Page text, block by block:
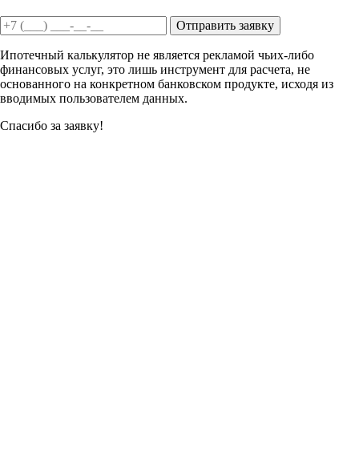
Отправить заявку
Ипотечный калькулятор не является рекламой чьих-либо
финансовых услуг, это лишь инструмент для расчета, не
основанного на конкретном банковском продукте, исходя из
вводимых пользователем данных.
Спасибо за заявку!